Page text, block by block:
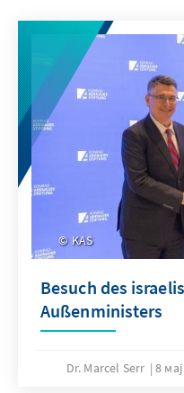
KAS
Besuch des
Außenministers
Dr. Marcel Serr 8